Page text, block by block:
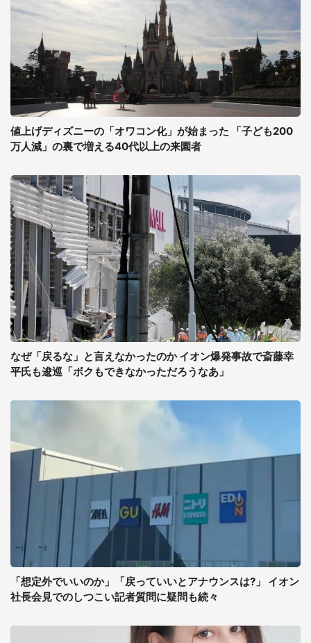
値上げディズニーの「オワコン化」が始まった 「子ども200
万人減」の裏で増える40代以上の来園者
なぜ「戻るな」と言えなかったのか イオン爆発事故で斎藤幸
平氏も逡巡「ボクもできなかっただろうなあ」
「想定外でいいのか」「戻っていいとアナウンスは?」 イオン
社長会見でのしつこい記者質問に疑問も続々